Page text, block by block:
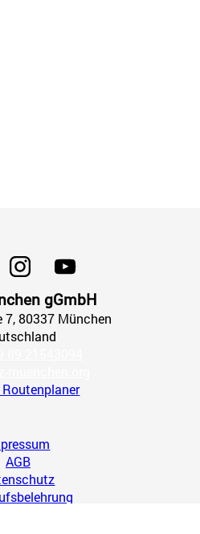
gGmbH
7, 80337 München
Routenplaner
AGB